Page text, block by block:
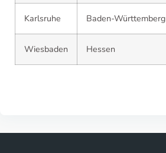
Karlsruhe Baden-Württemberg
Wiesbaden Hessen